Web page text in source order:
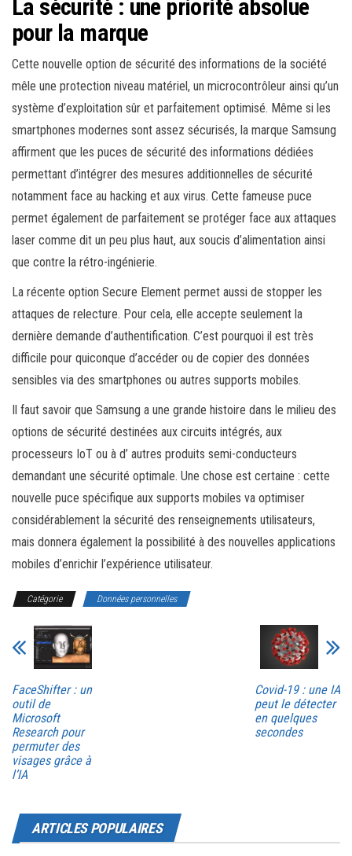
La sécurité : une priorité absolue
pour la marque
Cette nouvelle option de sécurité des informations de la société
mêle une protection niveau matériel, un microcontrôleur ainsi qu’un
système d’exploitation sûr et parfaitement optimisé. Même si les
smartphones modernes sont assez sécurisés, la marque Samsung
affirment que les puces de sécurité des informations dédiées
permettant d’intégrer des mesures additionnelles de sécurité
notamment face au hacking et aux virus. Cette fameuse puce
permet également de parfaitement se protéger face aux attaques
laser comme dit un peu plus haut, aux soucis d’alimentation ainsi
que contre la rétro-ingénierie.
La récente option Secure Element permet aussi de stopper les
attaques de relecture. Pour cela, elle accepte seulement la
dernière demande d’authentification. C’est pourquoi il est très
difficile pour quiconque d’accéder ou de copier des données
sensibles via des smartphones ou autres supports mobiles.
Il faut savoir que Samsung a une grande histoire dans le milieu des
options de sécurité destinées aux circuits intégrés, aux
processeurs IoT ou à d’ autres produits semi-conducteurs
demandant une sécurité optimale. Une chose est certaine : cette
nouvelle puce spécifique aux supports mobiles va optimiser
considérablement la sécurité des renseignements utilisateurs,
mais donnera également la possibilité à des nouvelles applications
mobiles d’enrichir l’expérience utilisateur.
Catégorie Données personnelles
FaceShifter : un
outil de
Microsoft
Research pour
permuter des
visages grâce à
l’IA
Covid-19 : une IA
peut le détecter
en quelques
secondes
ARTICLES POPULAIRES